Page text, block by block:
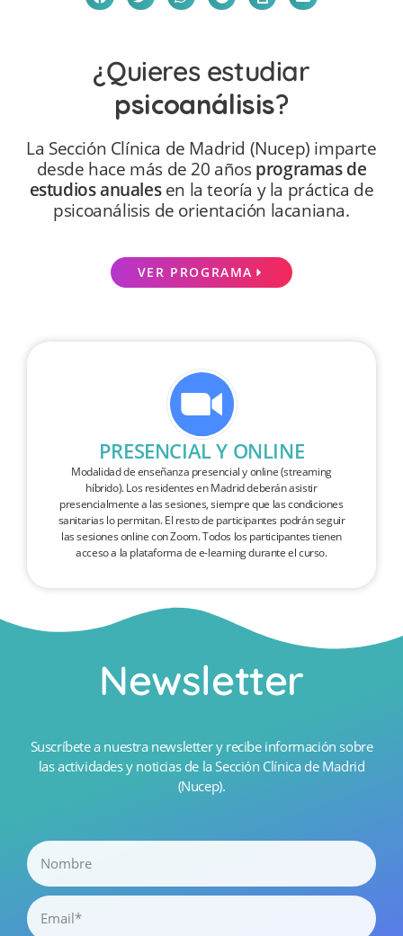
¿Quieres estudiar
psicoanálisis?
La Sección Clínica de Madrid (Nucep) imparte
desde hace más de 20 añosprogramas de
estudios anualesen la teoría y la práctica de
psicoanálisis de orientación lacaniana.
VER PROGRAMA
PRESENCIAL Y ONLINE
Modalidad de enseñanza presencial y online (streaming
híbrido). Los residentes en Madrid deberán asistir
presencialmente a las sesiones, siempre que las condiciones
sanitarias lo permitan. El resto de participantes podrán seguir
las sesiones online con Zoom. Todos los participantes tienen
acceso a la plataforma de e-learning durante el curso.
Newsletter
Suscríbete a nuestra newsletter y recibe información sobre
las actividades y noticias de la Sección Clínica de Madrid
(Nucep).